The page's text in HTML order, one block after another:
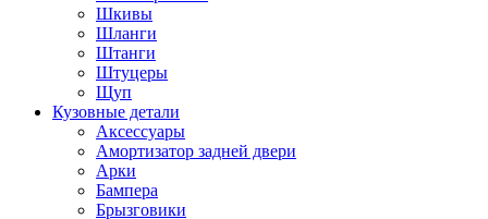
Шкивы
Шланги
Штанги
Штуцеры
Щуп
Кузовные детали
Аксессуары
Амортизатор задней двери
Арки
Бампера
Брызговики